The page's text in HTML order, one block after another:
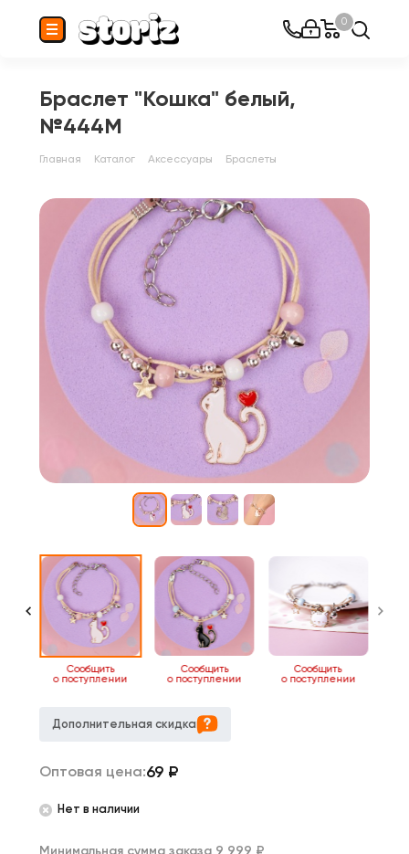
0
Браслет "Кошка" белый,
№444M
Главная Каталог Аксессуары Браслеты
Сообщить
о поступлении
Сообщить
о поступлении
Сообщить
о поступлении
Дополнительная скидка
Оптовая цена:69 ₽
Нет в наличии
Минимальная сумма заказа 9 999 ₽